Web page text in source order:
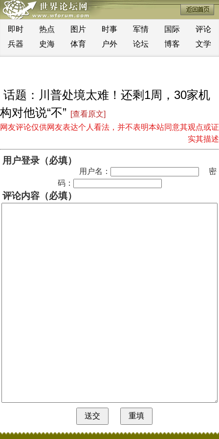
即时 热点 图片 时事 军情 国际
评论
兵器
史海 体育 户外 论坛 博客 文学
话题：川普处境太难！还剩1周，30家机
构对他说“不” [查看原文]
网友评论仅供网友表达个人看法，并不表明本站同意其观点或证
实其描述
用户登录（必填）
用户名：
密
码：
评论内容（必填）